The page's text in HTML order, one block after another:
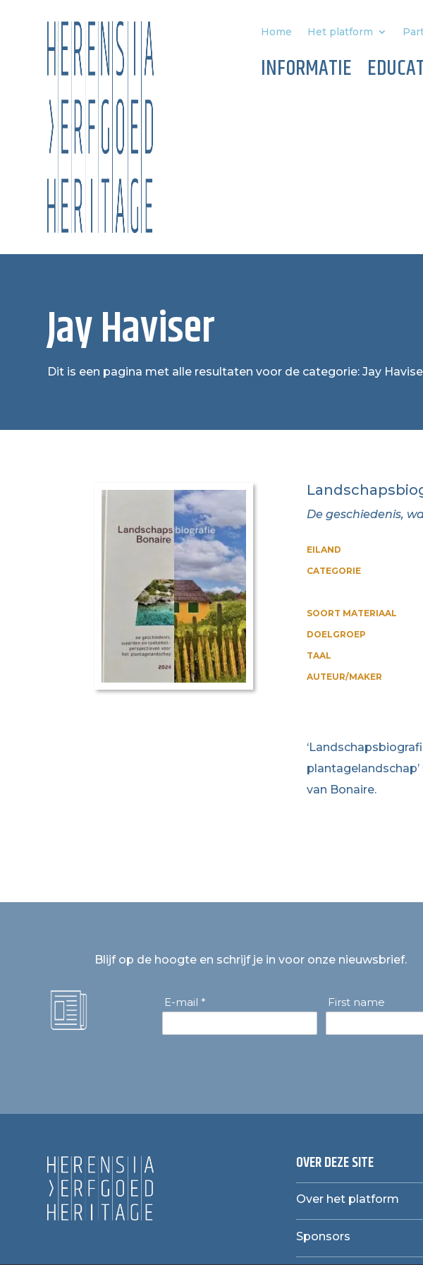
Home Het platform
INFORMATIE
Jay Haviser
Dit is een pagina met alle resultaten voor de categorie: Jay
De geschiedenis,
EILAND
CATEGORIE
SOORT MATERIAAL
DOELGROEP
TAAL
AUTEUR/MAKER
van Bonaire.
Blijf op de hoogte en schrijf je in voor onze nieuwsbrief.
E-mail * First name
OVER DEZE SITE
Over het platform
Sponsors